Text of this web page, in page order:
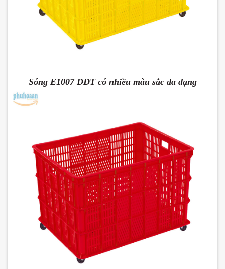
Sóng E1007 DDT có nhiều màu sắc đa dạng